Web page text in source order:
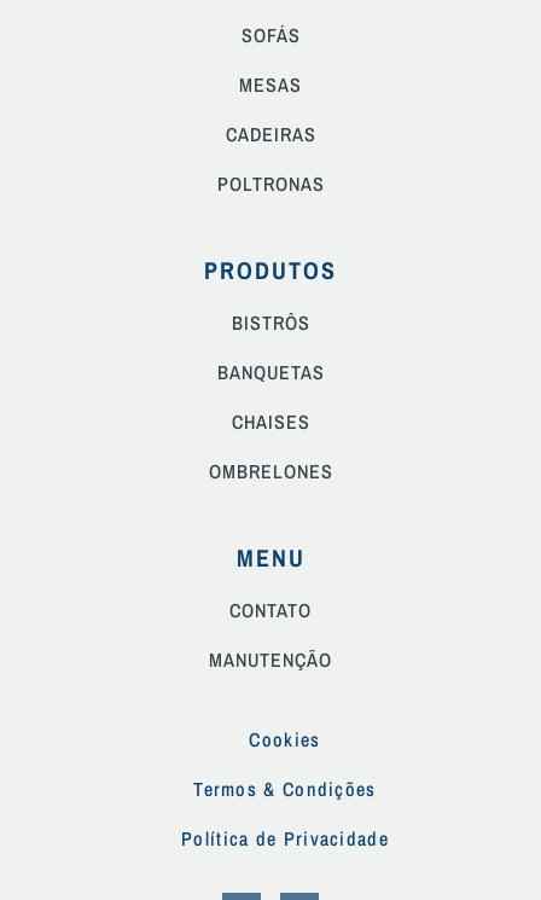
SOFÁS
MESAS
CADEIRAS
POLTRONAS
PRODUTOS
BISTRÔS
BANQUETAS
CHAISES
OMBRELONES
MENU
CONTATO
MANUTENÇÃO
Cookies
Termos & Condições
Política de Privacidade